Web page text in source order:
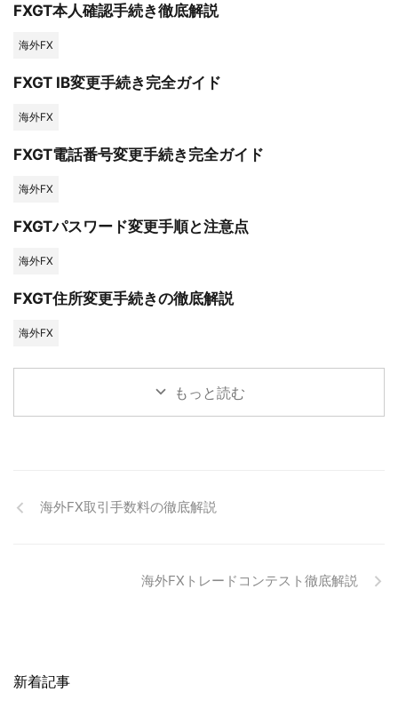
FXGT本人確認手続き徹底解説
海外FX
FXGT IB変更手続き完全ガイド
海外FX
FXGT電話番号変更手続き完全ガイド
海外FX
FXGTパスワード変更手順と注意点
海外FX
FXGT住所変更手続きの徹底解説
海外FX
もっと読む
海外FX取引手数料の徹底解説
海外FXトレードコンテスト徹底解説
新着記事